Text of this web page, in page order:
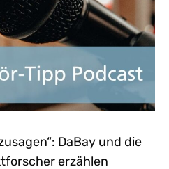
DaBay und die
erzählen